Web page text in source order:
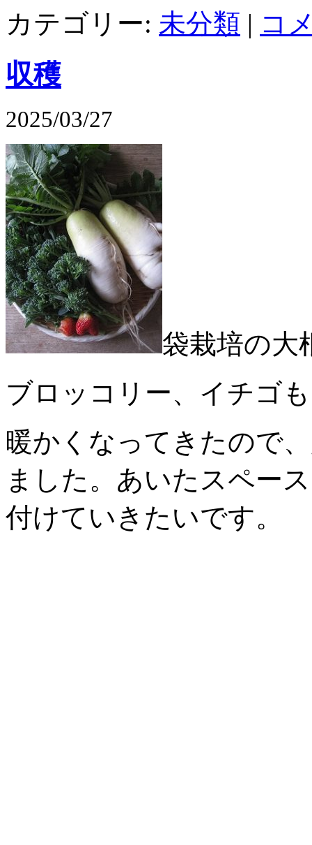
カテゴリー: 未分類 | コ
収穫
2025/03/27
袋栽培の大
ブロッコリー、イチゴ
暖かくなってきたので
ました。あいたスペー
付けていきたいです。